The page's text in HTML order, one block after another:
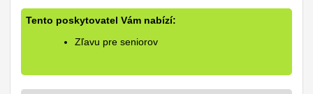
Tento poskytovatel Vám nabízí:
Zľavu pre seniorov